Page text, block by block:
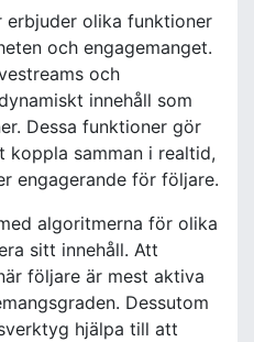
erbjuder olika funktioner
och engagemanget.
och
innehåll som
Dessa funktioner gör
samman i realtid,
engagerande för följare.
algoritmerna för olika
sitt innehåll. Att
följare är mest aktiva
Dessutom
hjälpa till att